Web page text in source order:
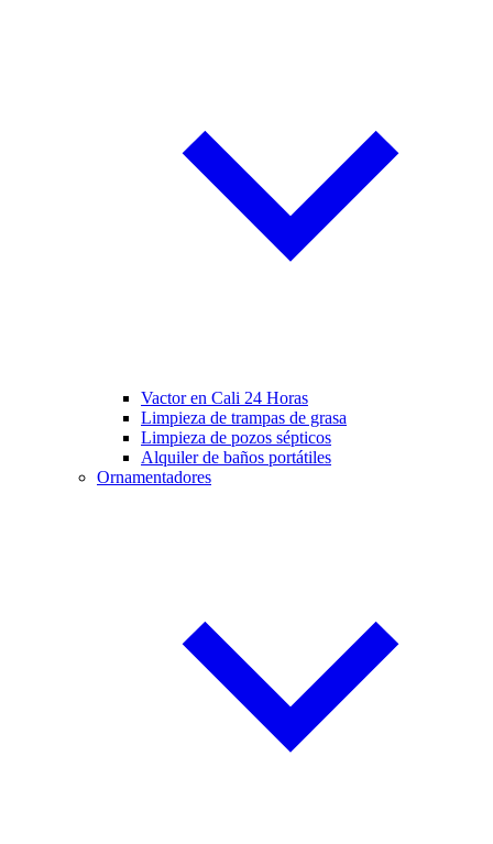
Vactor en Cali 24 Horas
Limpieza de trampas de grasa
Limpieza de pozos sépticos
Alquiler de baños portátiles
Ornamentadores